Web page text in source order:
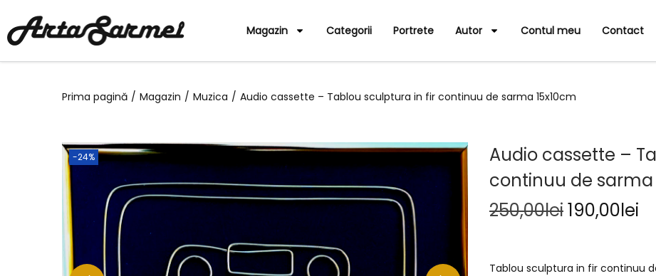
Magazin Categorii Portrete Autor Contul meu Contact
Prima pagină / Magazin / Muzica / Audio cassette – Tablou sculptura in fir continuu de sarma 15x10cm
-24%
Audio cassette –
continuu de sarma
250,00lei190,00lei
Tablou sculptura in fir continuu